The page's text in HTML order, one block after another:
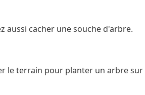
aussi cacher une souche d'arbre.
le terrain pour planter un arbre sur